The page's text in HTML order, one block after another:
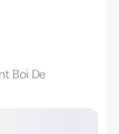
Boi De